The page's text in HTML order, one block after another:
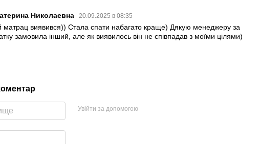
Николаевна 20.09.2025 в 08:35
матрац виявився)) Стала спати набагато краще) Дякую менеджеру за
замовила інший, але як виявилось він не співпадав з моїми цілями)
Увійти за допомогою